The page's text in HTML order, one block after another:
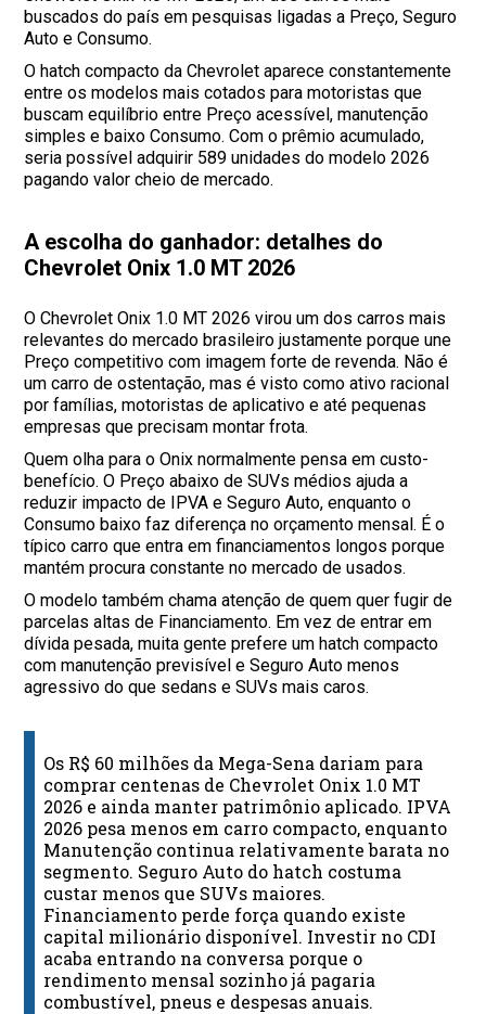
buscados do país em pesquisas ligadas a Preço, Seguro
Auto e Consumo.
O hatch compacto da Chevrolet aparece constantemente
entre os modelos mais cotados para motoristas que
buscam equilíbrio entre Preço acessível, manutenção
simples e baixo Consumo. Com o prêmio acumulado,
seria possível adquirir 589 unidades do modelo 2026
pagando valor cheio de mercado.
A escolha do ganhador: detalhes do
Chevrolet Onix 1.0 MT 2026
O Chevrolet Onix 1.0 MT 2026 virou um dos carros mais
relevantes do mercado brasileiro justamente porque une
Preço competitivo com imagem forte de revenda. Não é
um carro de ostentação, mas é visto como ativo racional
por famílias, motoristas de aplicativo e até pequenas
empresas que precisam montar frota.
Quem olha para o Onix normalmente pensa em custo-
benefício. O Preço abaixo de SUVs médios ajuda a
reduzir impacto de IPVA e Seguro Auto, enquanto o
Consumo baixo faz diferença no orçamento mensal. É o
típico carro que entra em financiamentos longos porque
mantém procura constante no mercado de usados.
O modelo também chama atenção de quem quer fugir de
parcelas altas de Financiamento. Em vez de entrar em
dívida pesada, muita gente prefere um hatch compacto
com manutenção previsível e Seguro Auto menos
agressivo do que sedans e SUVs mais caros.
Os R$ 60 milhões da Mega-Sena dariam para
comprar centenas de Chevrolet Onix 1.0 MT
2026 e ainda manter patrimônio aplicado. IPVA
2026 pesa menos em carro compacto, enquanto
Manutenção continua relativamente barata no
segmento. Seguro Auto do hatch costuma
custar menos que SUVs maiores.
Financiamento perde força quando existe
capital milionário disponível. Investir no CDI
acaba entrando na conversa porque o
rendimento mensal sozinho já pagaria
combustível, pneus e despesas anuais.